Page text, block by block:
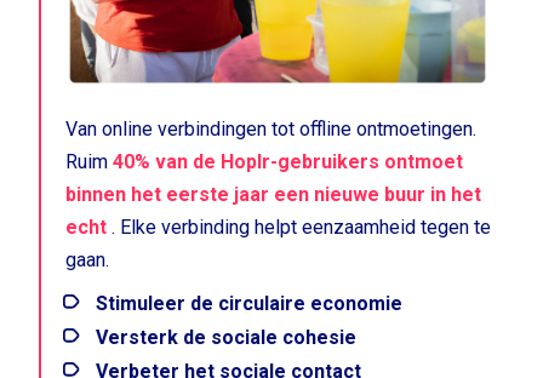
Van online verbindingen tot offline ontmoetingen.
Ruim 40% van de Hoplr-gebruikers ontmoet
binnen het eerste jaar een nieuwe buur in het
echt . Elke verbinding helpt eenzaamheid tegen te
gaan.
Stimuleer de circulaire economie
Versterk de sociale cohesie
Verbeter het sociale contact